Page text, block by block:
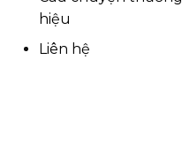
hiệu
Liên hệ